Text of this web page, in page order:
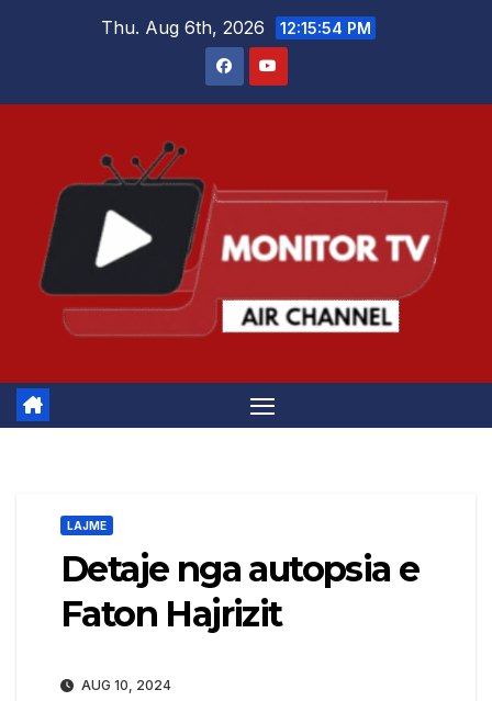
Thu. Aug 6th, 2026 12:15:55 PM
LAJME
Detaje nga autopsia e
Faton Hajrizit
AUG 10, 2024